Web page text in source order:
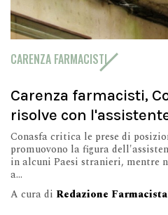
CARENZA FARMACISTI
Carenza farmacisti,
risolve con
Conasfa critica le prese di
promuovono la figura
in alcuni Paesi stranieri, mentre
a...
A cura di Redazione